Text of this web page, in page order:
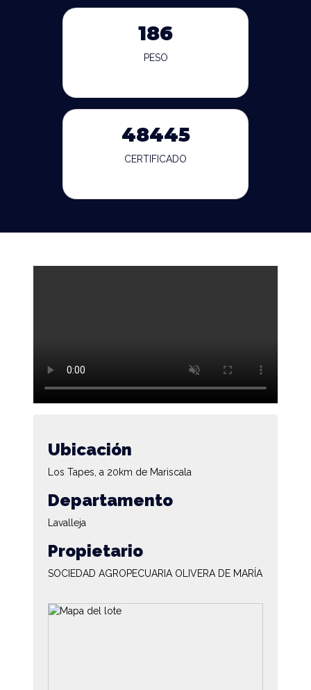
186
PESO
48445
CERTIFICADO
Ubicación
Los Tapes, a 20km de Mariscala
Departamento
Lavalleja
Propietario
SOCIEDAD AGROPECUARIA OLIVERA DE MARÍA